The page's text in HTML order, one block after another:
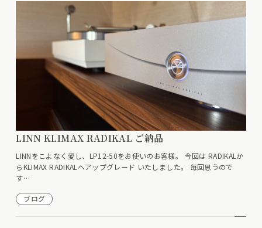
LINN KLIMAX RADIKAL ご納品
LINNをこよなく愛し、LP12-50をお使いのお客様。 今回は RADIKALか
らKLIMAX RADIKALへアップグレード いたしました。 毎回思うので
す…
ブログ